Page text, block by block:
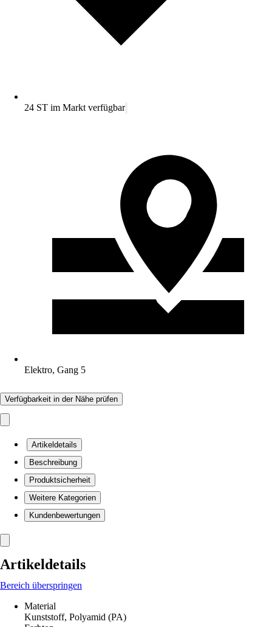
24 ST im Markt verfügbar
Elektro, Gang 5
Verfügbarkeit in der Nähe prüfen
Artikeldetails
Beschreibung
Produktsicherheit
Weitere Kategorien
Kundenbewertungen
Artikeldetails
Bereich überspringen
Material
Kunststoff, Polyamid (PA)